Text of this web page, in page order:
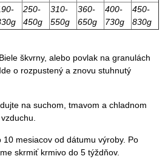
250-
450g
310-
550g
360-
650g
400-
730g
450-
830g
Biele škvrny, alebo povlak na granulách
o rozpustený a znovu stuhnutý
na suchom, tmavom a chladnom
10 mesiacov od dátumu výroby. Po
skrmiť krmivo do 5 týždňov.